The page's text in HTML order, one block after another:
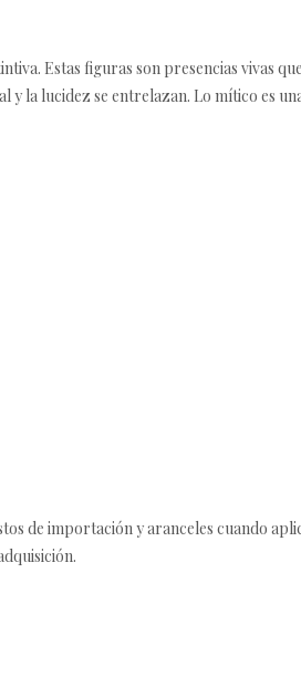
Estas figuras son presencias vivas
la lucidez se entrelazan. Lo mítico es
de importación y aranceles cuando